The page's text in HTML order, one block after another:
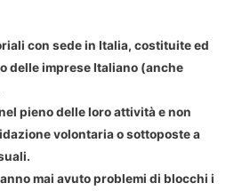
con sede in Italia, costituite ed
delle imprese Italiano (anche
pieno delle loro attività e non
volontaria o sottoposte a
mai avuto problemi di blocchi i